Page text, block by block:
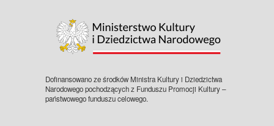
Dofinansowano ze środków Ministra Kultury i Dziedzictwa
Narodowego pochodzących z Funduszu Promocji Kultury –
państwowego funduszu celowego.